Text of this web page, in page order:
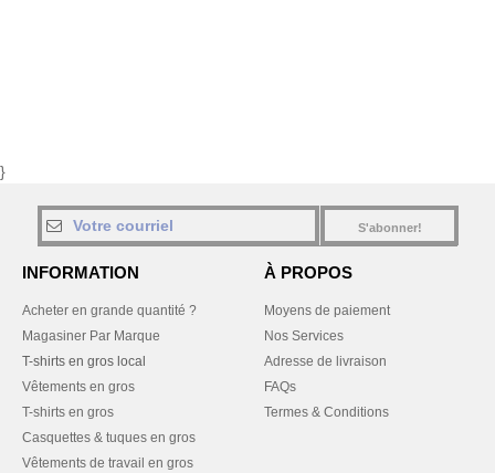
}
S'abonner!
INFORMATION
Acheter en grande quantité ?
Magasiner Par Marque
T-shirts en gros local
Vêtements en gros
T-shirts en gros
Casquettes & tuques en gros
Vêtements de travail en gros
À PROPOS
Moyens de paiement
Nos Services
Adresse de livraison
FAQs
Termes & Conditions